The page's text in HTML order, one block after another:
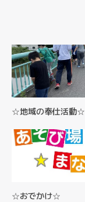
☆地域の奉仕活動☆
☆おでかけ☆